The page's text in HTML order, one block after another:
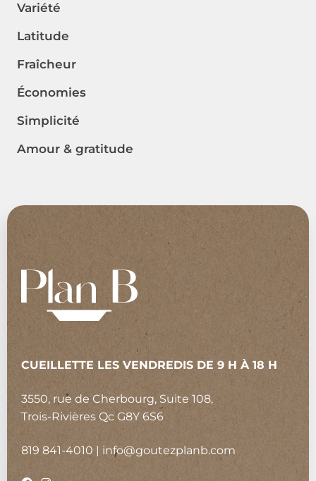
Variété
Latitude
Fraîcheur
Économies
Simplicité
Amour & gratitude
CUEILLETTE LES VENDREDIS DE 9 H À 18 H
3550, rue de Cherbourg, Suite 108,
Trois-Rivières Qc G8Y 6S6
819 841-4010 | info@goutezplanb.com